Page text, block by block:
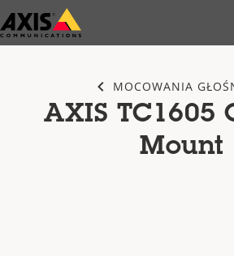
Przejdź
do
MOCOWANIA
AXIS TC1605
Mount